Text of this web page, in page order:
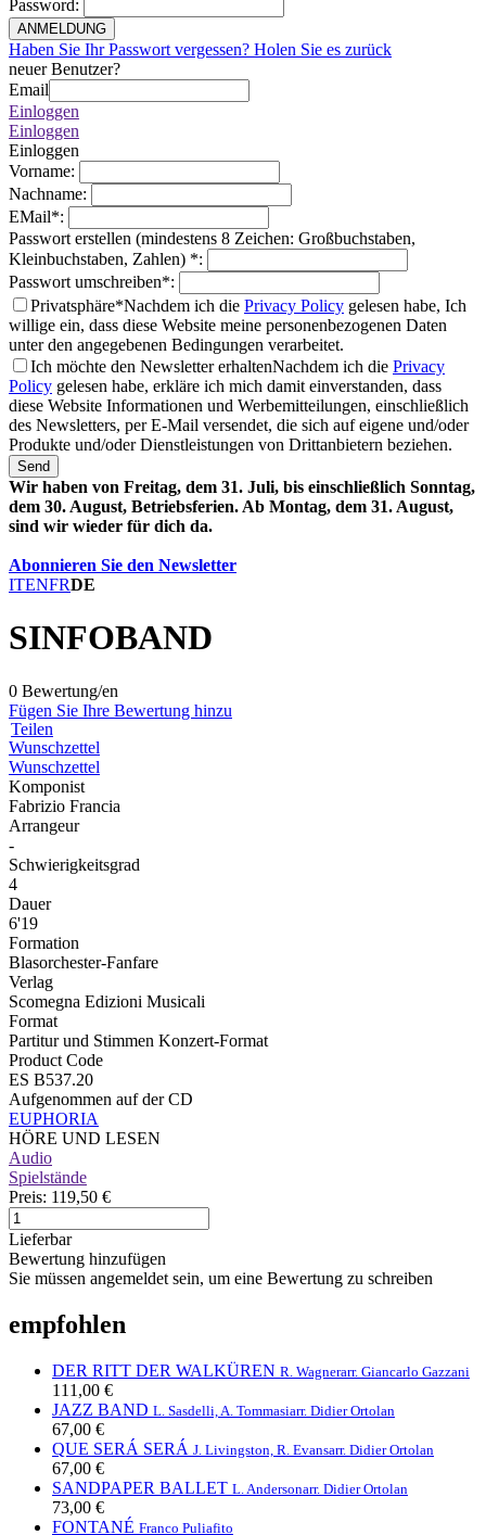
Password:
ANMELDUNG
Haben Sie Ihr Passwort vergessen? Holen Sie es zurück
neuer Benutzer?
Email
Einloggen
Einloggen
Einloggen
Vorname:
Nachname:
EMail*:
Passwort erstellen (mindestens 8 Zeichen: Großbuchstaben,
Kleinbuchstaben, Zahlen) *:
Passwort umschreiben*:
Privatsphäre*Nachdem ich die Privacy Policy gelesen habe, Ich
willige ein, dass diese Website meine personenbezogenen Daten
unter den angegebenen Bedingungen verarbeitet.
Ich möchte den Newsletter erhaltenNachdem ich die Privacy
Policy gelesen habe, erkläre ich mich damit einverstanden, dass
diese Website Informationen und Werbemitteilungen, einschließlich
des Newsletters, per E-Mail versendet, die sich auf eigene und/oder
Produkte und/oder Dienstleistungen von Drittanbietern beziehen.
Send
Wir haben von Freitag, dem 31. Juli, bis einschließlich Sonntag,
dem 30. August, Betriebsferien. Ab Montag, dem 31. August,
sind wir wieder für dich da.
Abonnieren Sie den Newsletter
ITENFRDE
SINFOBAND
0 Bewertung/en
Fügen Sie Ihre Bewertung hinzu
Teilen
Wunschzettel
Wunschzettel
Komponist
Fabrizio Francia
Arrangeur
-
Schwierigkeitsgrad
4
Dauer
6'19
Formation
Blasorchester-Fanfare
Verlag
Scomegna Edizioni Musicali
Format
Partitur und Stimmen Konzert-Format
Product Code
ES B537.20
Aufgenommen auf der CD
EUPHORIA
HÖRE UND LESEN
Audio
Spielstände
Preis: 119,50 €
Lieferbar
Bewertung hinzufügen
Sie müssen angemeldet sein, um eine Bewertung zu schreiben
empfohlen
DER RITT DER WALKÜREN R. Wagnerarr. Giancarlo Gazzani
111,00 €
JAZZ BAND L. Sasdelli, A. Tommasiarr. Didier Ortolan
67,00 €
QUE SERÁ SERÁ J. Livingston, R. Evansarr. Didier Ortolan
67,00 €
SANDPAPER BALLET L. Andersonarr. Didier Ortolan
73,00 €
FONTANÉ Franco Puliafito